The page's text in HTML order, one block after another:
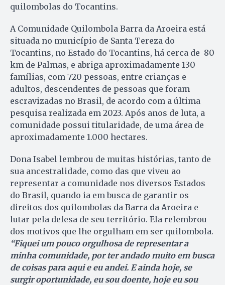
quilombolas do Tocantins.
A Comunidade Quilombola Barra da Aroeira está
situada no município de Santa Tereza do
Tocantins, no Estado do Tocantins, há cerca de 80
km de Palmas, e abriga aproximadamente 130
famílias, com 720 pessoas, entre crianças e
adultos, descendentes de pessoas que foram
escravizadas no Brasil, de acordo com a última
pesquisa realizada em 2023. Após anos de luta, a
comunidade possui titularidade, de uma área de
aproximadamente 1.000 hectares.
Dona Isabel lembrou de muitas histórias, tanto de
sua ancestralidade, como das que viveu ao
representar a comunidade nos diversos Estados
do Brasil, quando ia em busca de garantir os
direitos dos quilombolas da Barra da Aroeira e
lutar pela defesa de seu território. Ela relembrou
dos motivos que lhe orgulham em ser quilombola.
“Fiquei um pouco orgulhosa de representar a
minha comunidade, por ter andado muito em busca
de coisas para aqui e eu andei. E ainda hoje, se
surgir oportunidade, eu sou doente, hoje eu sou